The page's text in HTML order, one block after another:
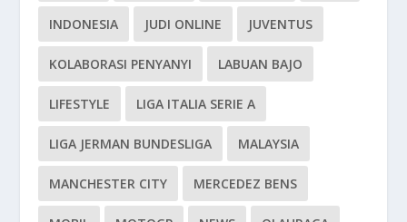
INDONESIA JUDI ONLINE JUVENTUS
KOLABORASI PENYANYI LABUAN BAJO
LIFESTYLE LIGA ITALIA SERIE A
LIGA JERMAN BUNDESLIGA MALAYSIA
MANCHESTER CITY MERCEDEZ BENS